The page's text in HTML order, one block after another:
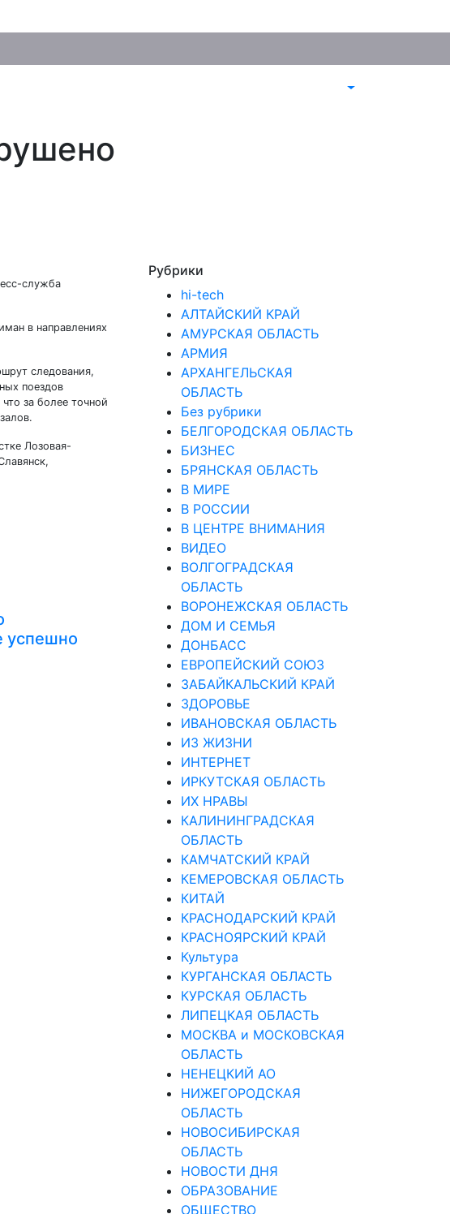
служба
в направлениях
следования,
поездов
за более точной
Лозовая-
успешно
Рубрики
hi-tech
АЛТАЙСКИЙ КРАЙ
АМУРСКАЯ ОБЛАСТЬ
АРМИЯ
АРХАНГЕЛЬСКАЯ
ОБЛАСТЬ
Без рубрики
БЕЛГОРОДСКАЯ ОБЛАСТЬ
БИЗНЕС
БРЯНСКАЯ ОБЛАСТЬ
В МИРЕ
В РОССИИ
В ЦЕНТРЕ ВНИМАНИЯ
ВИДЕО
ВОЛГОГРАДСКАЯ
ОБЛАСТЬ
ВОРОНЕЖСКАЯ ОБЛАСТЬ
ДОМ И СЕМЬЯ
ДОНБАСС
ЕВРОПЕЙСКИЙ СОЮЗ
ЗАБАЙКАЛЬСКИЙ КРАЙ
ЗДОРОВЬЕ
ИВАНОВСКАЯ ОБЛАСТЬ
ИЗ ЖИЗНИ
ИНТЕРНЕТ
ИРКУТСКАЯ ОБЛАСТЬ
ИХ НРАВЫ
КАЛИНИНГРАДCКАЯ
ОБЛАСТЬ
КАМЧАТСКИЙ КРАЙ
КЕМЕРОВСКАЯ ОБЛАСТЬ
КИТАЙ
КРАСНОДАРСКИЙ КРАЙ
КРАСНОЯРСКИЙ КРАЙ
Культура
КУРГАНСКАЯ ОБЛАСТЬ
КУРСКАЯ ОБЛАСТЬ
ЛИПЕЦКАЯ ОБЛАСТЬ
МОСКВА и МОСКОВСКАЯ
ОБЛАСТЬ
НЕНЕЦКИЙ АО
НИЖЕГОРОДСКАЯ
ОБЛАСТЬ
НОВОСИБИРСКАЯ
ОБЛАСТЬ
НОВОСТИ ДНЯ
ОБРАЗОВАНИЕ
ОБЩЕСТВО